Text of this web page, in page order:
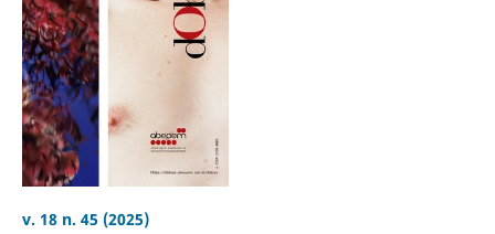
v. 18 n. 45 (2025)